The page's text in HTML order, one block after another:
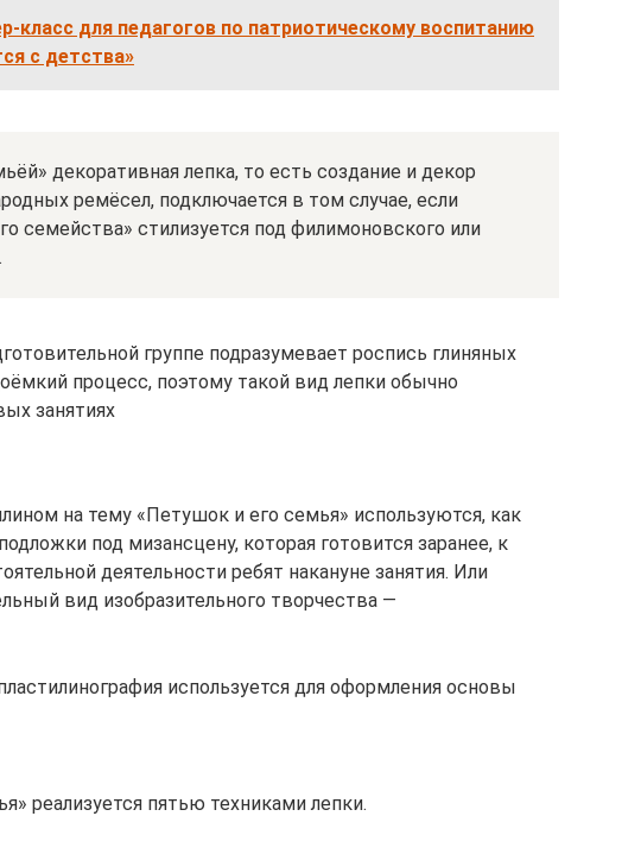
класс для педагогов по патриотическому воспитанию
с детства»
декоративная лепка, то есть создание и декор
ремёсел, подключается в том случае, если
семейства» стилизуется под филимоновского или
группе подразумевает роспись глиняных
процесс, поэтому такой вид лепки обычно
занятиях
на тему «Петушок и его семья» используются, как
под мизансцену, которая готовится заранее, к
деятельности ребят накануне занятия. Или
вид изобразительного творчества —
используется для оформления основы
реализуется пятью техниками лепки.